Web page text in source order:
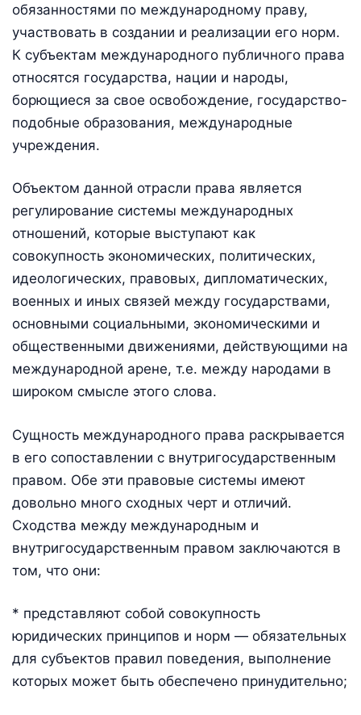
обязанностями по международному праву,
участвовать в создании и реализации его норм.
К субъектам международного публичного права
относятся государства, нации и народы,
борющиеся за свое освобождение, государство-
подобные образования, международные
учреждения.
Объектом данной отрасли права является
регулирование системы международных
отношений, которые выступают как
совокупность экономических, политических,
идеологических, правовых, дипломатических,
военных и иных связей между государствами,
основными социальными, экономическими и
общественными движениями, действующими на
международной арене, т.е. между народами в
широком смысле этого слова.
Сущность международного права раскрывается
в его сопоставлении с внутригосударственным
правом. Обе эти правовые системы имеют
довольно много сходных черт и отличий.
Сходства между международным и
внутригосударственным правом заключаются в
том, что они:
* представляют собой совокупность
юридических принципов и норм — обязательных
для субъектов правил поведения, выполнение
которых может быть обеспечено принудительно;